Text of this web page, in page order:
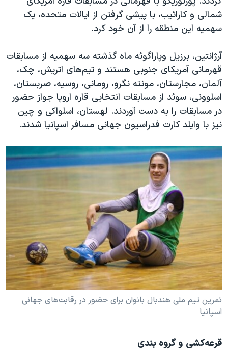
شمالی و کارائیب، با پیشی گرفتن از ایالات متحده، یک
سهمیه این منطقه را از آن خود کرد.
آرژانتین، برزیل و‌پاراگوئه ماه گذشته سه سهمیه از مسابقات
قهرمانی آمریکای جنوبی هستند و تیم‌های اتریش، چک،
آلمان، مجارستان، مونته نگرو، رومانی، روسیه، صربستان،
اسلوونی، سوئد از مسابقات انتخابی قاره اروپا جواز حضور
در مسابقات را به دست آوردند. لهستان، اسلواکی و چین
نیز با وایلد کارت فدراسیون جهانی مسافر اسپانیا شدند.
تمرین تیم ملی هندبال بانوان برای حضور در رقابت‌های جهانی
اسپانیا
قرعه‌کشی و گروه بندی